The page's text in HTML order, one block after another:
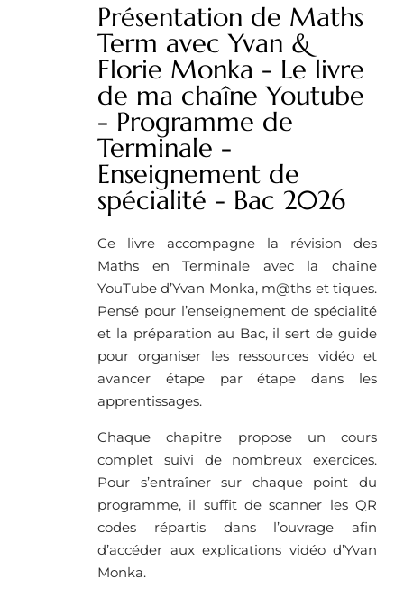
Présentation de Maths
Term avec Yvan &
Florie Monka - Le livre
de ma chaîne Youtube
- Programme de
Terminale -
Enseignement de
spécialité - Bac 2026
Ce livre accompagne la révision des
Maths en Terminale avec la chaîne
YouTube d’Yvan Monka, m@ths et tiques.
Pensé pour l’enseignement de spécialité
et la préparation au Bac, il sert de guide
pour organiser les ressources vidéo et
avancer étape par étape dans les
apprentissages.
Chaque chapitre propose un cours
complet suivi de nombreux exercices.
Pour s’entraîner sur chaque point du
programme, il suffit de scanner les QR
codes répartis dans l’ouvrage afin
d’accéder aux explications vidéo d’Yvan
Monka.